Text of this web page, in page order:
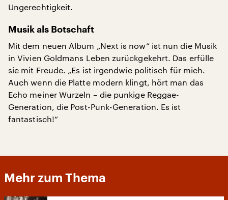
Ungerechtigkeit.
Musik als Botschaft
Mit dem neuen Album „Next is now“ ist nun die Musik
in Vivien Goldmans Leben zurückgekehrt. Das erfülle
sie mit Freude. „Es ist irgendwie politisch für mich.
Auch wenn die Platte modern klingt, hört man das
Echo meiner Wurzeln – die punkige Reggae-
Generation, die Post-Punk-Generation. Es ist
fantastisch!“
Mehr zum Thema